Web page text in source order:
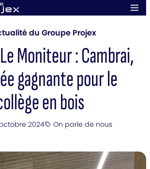
du Groupe Projex
Moniteur : Cambrai,
gagnante pour le
en bois
2024Catégorie
On parle de nous